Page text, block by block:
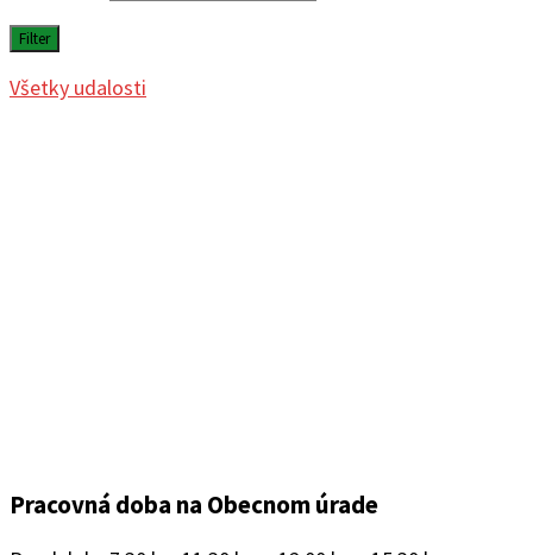
Filter
Všetky udalosti
Pracovná doba na Obecnom úrade